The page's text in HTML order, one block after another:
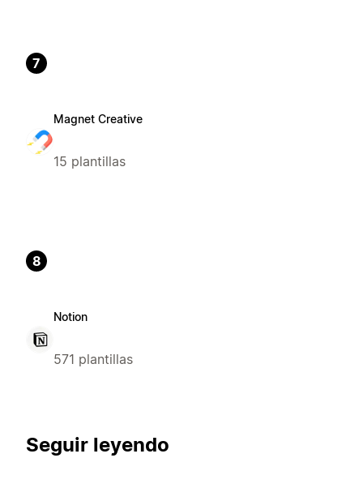
7
Magnet Creative
15 plantillas
8
Notion
571 plantillas
Seguir leyendo